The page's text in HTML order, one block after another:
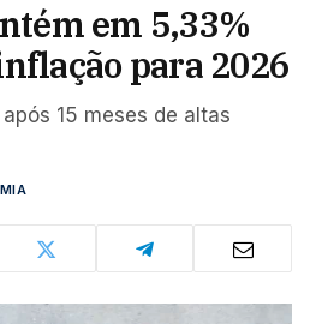
em 5,33%
para 2026
15 meses de altas